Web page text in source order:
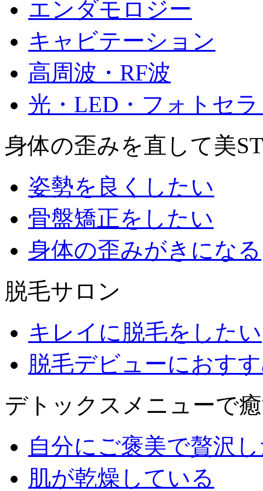
エンダモロジー
キャビテーション
高周波・RF波
光・LED・フォトセ
身体の歪みを直して美
姿勢を良くしたい
骨盤矯正をしたい
身体の歪みがきになる
脱毛サロン
キレイに脱毛をしたい
脱毛デビューにおす
デトックスメニューで
自分にご褒美で贅沢
肌が乾燥している